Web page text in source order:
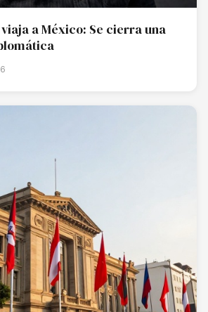
viaja a México: Se cierra una